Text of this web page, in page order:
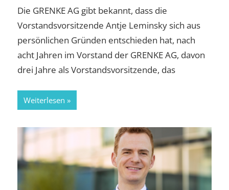
Die GRENKE AG gibt bekannt, dass die
Vorstandsvorsitzende Antje Leminsky sich aus
persönlichen Gründen entschieden hat, nach
acht Jahren im Vorstand der GRENKE AG, davon
drei Jahre als Vorstandsvorsitzende, das
Weiterlesen